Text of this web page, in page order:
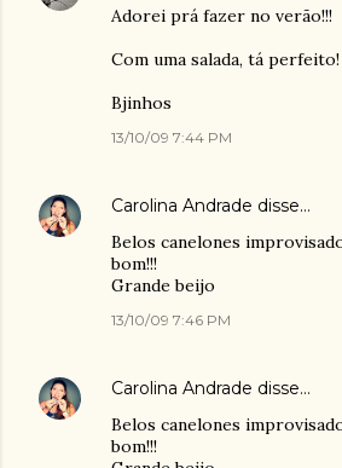
Adorei prá fazer no verão!!!
Com uma salada, tá perfeito!
Bjinhos
13/10/09 7:44 PM
Carolina Andrade disse…
Belos canelones
bom!!!
Grande beijo
13/10/09 7:46 PM
Carolina Andrade disse…
Belos canelones
bom!!!